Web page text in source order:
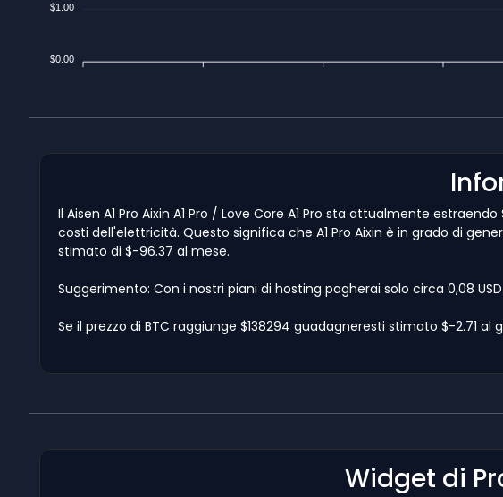
$1.00
$0.00
Il Aisen A1 Pro Aixin A1 Pro / Love Core A1 Pro sta attualmente
costi dell'elettricità. Questo significa che A1 Pro Aixin è in grado di
stimato di $-96.37 al mese.
Suggerimento: Con i nostri piani di hosting pagherai solo circa 0,08
Se il prezzo di BTC raggiunge $138294 guadagneresti stimato $-2.71 al
Widget di